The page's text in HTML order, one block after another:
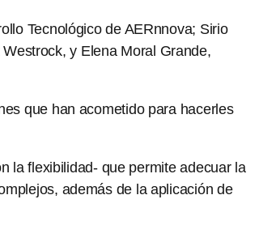
Tecnológico de AERnnova; Sirio
y Elena Moral Grande,
que han acometido para hacerles
la flexibilidad- que permite adecuar la
además de la aplicación de